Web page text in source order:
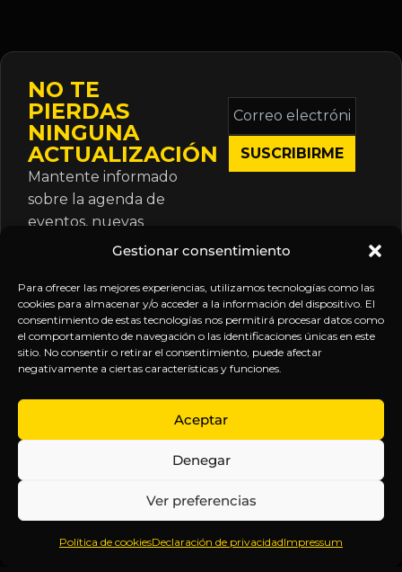
Gestionar consentimiento
Para ofrecer las mejores experiencias, utilizamos tecnologías como las
cookies para almacenar y/o acceder a la información del dispositivo. El
consentimiento de estas tecnologías nos permitirá procesar datos como
el comportamiento de navegación o las identificaciones únicas en este
sitio. No consentir o retirar el consentimiento, puede afectar
negativamente a ciertas características y funciones.
Aceptar
Denegar
Ver preferencias
Política de cookiesDeclaración de privacidadImpressum
NO TE
PIERDAS
NINGUNA
ACTUALIZACIÓN
Mantente informado
sobre la agenda de
eventos, nuevas
publicaciones y
suscripción.
Correo
electrónico
*
Inteligencia
Anticipándonos
EXPLORA
Inicio
Sobre
Contenido
Webinars
LEGAL
Política
de
Términos y
Aviso
SÍGUENOS